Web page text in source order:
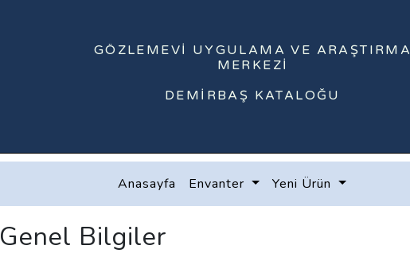
GÖZLEMEVI UYGULAMA VE ARAŞTIRMA
MERKEZI
DEMIRBAŞ KATALOĞU
Anasayfa Envanter Yeni Ürün
Genel Bilgiler